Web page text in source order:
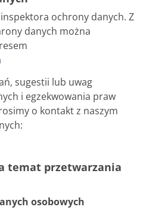
ochrony danych. Z
danych można
sugestii lub uwag
i egzekwowania praw
o kontakt z naszym
temat przetwarzania
osobowych